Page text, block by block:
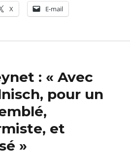
X E-mail
: « Avec
pour un
et
»